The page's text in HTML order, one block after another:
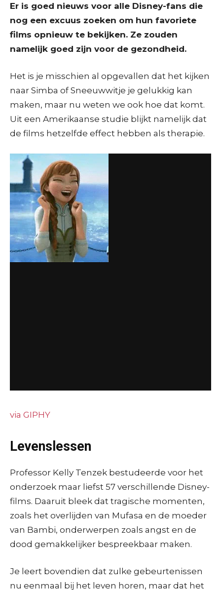
Er is goed nieuws voor alle Disney-fans die
nog een excuus zoeken om hun favoriete
films opnieuw te bekijken. Ze zouden
namelijk goed zijn voor de gezondheid.
Het is je misschien al opgevallen dat het kijken
naar Simba of Sneeuwwitje je gelukkig kan
maken, maar nu weten we ook hoe dat komt.
Uit een Amerikaanse studie blijkt namelijk dat
de films hetzelfde effect hebben als therapie.
via GIPHY
Levenslessen
Professor Kelly Tenzek bestudeerde voor het
onderzoek maar liefst 57 verschillende Disney-
films. Daaruit bleek dat tragische momenten,
zoals het overlijden van Mufasa en de moeder
van Bambi, onderwerpen zoals angst en de
dood gemakkelijker bespreekbaar maken.
Je leert bovendien dat zulke gebeurtenissen
nu eenmaal bij het leven horen, maar dat het